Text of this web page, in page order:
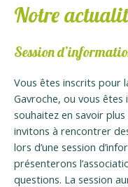
Notre
Session
Vous êtes inscrits pour
Gavroche, ou vous
souhaitez en savoir
invitons à rencontrer
lors d’une session
présenterons
questions. La session